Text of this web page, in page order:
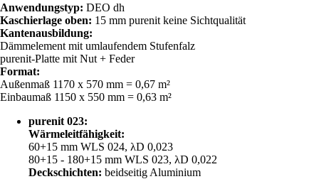
Anwendungstyp: DEO dh
Kaschierlage oben: 15 mm purenit keine Sichtqualität
Kantenausbildung:
Dämmelement mit umlaufendem Stufenfalz
purenit-Platte mit Nut + Feder
Format:
Außenmaß 1170 x 570 mm = 0,67 m²
Einbaumaß 1150 x 550 mm = 0,63 m²
purenit 023:
Wärmeleitfähigkeit:
60+15 mm WLS 024, λD 0,023
80+15 - 180+15 mm WLS 023, λD 0,022
Deckschichten: beidseitig Aluminium